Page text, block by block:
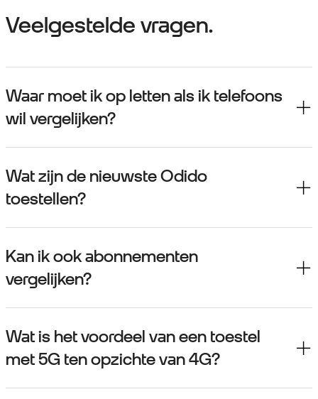
Veelgestelde vragen.
Waar moet ik op letten als ik telefoons
wil vergelijken?
Wat zijn de nieuwste Odido
toestellen?
Kan ik ook abonnementen
vergelijken?
Wat is het voordeel van een toestel
met 5G ten opzichte van 4G?